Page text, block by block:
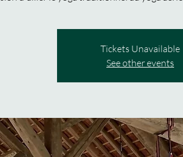
Tickets Unavailable
See other events